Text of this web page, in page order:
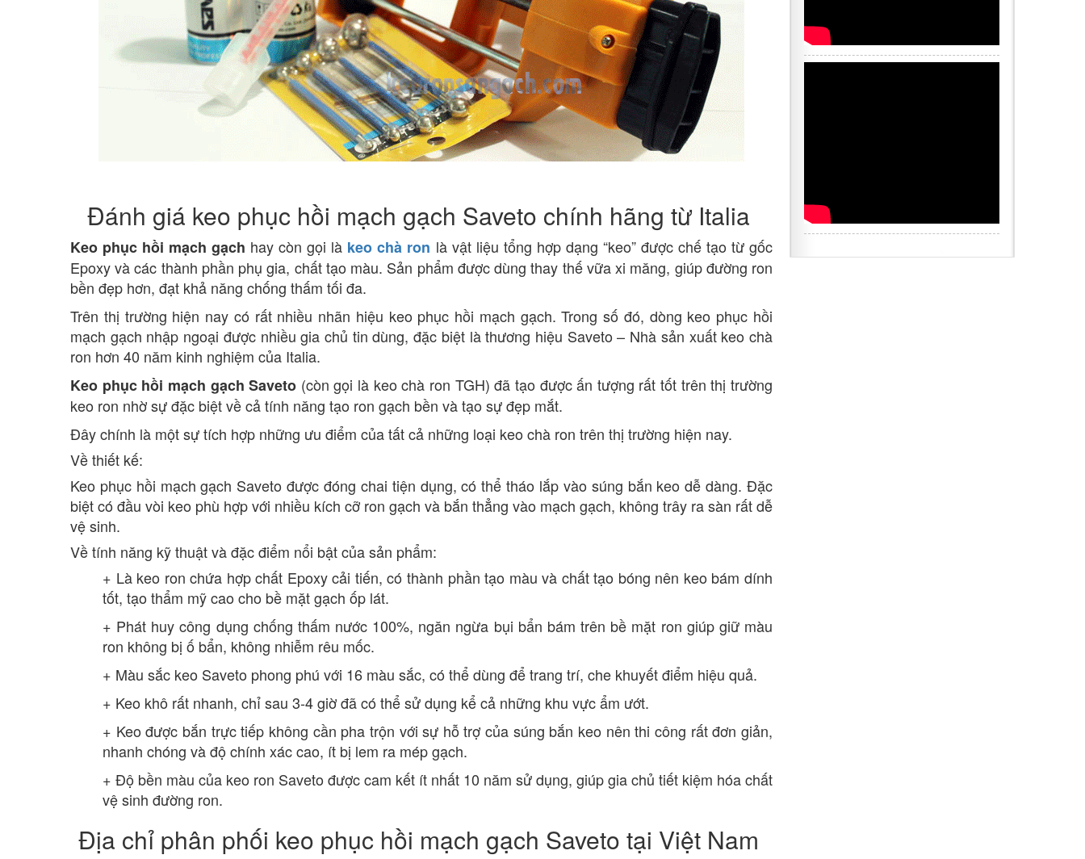
Đánh giá keo phục hồi mạch gạch Saveto chính hãng từ Italia
Keo phục hồi mạch gạch hay còn gọi là keo chà ron là vật liệu tổng hợp dạng “keo” được chế tạo từ gốc
Epoxy và các thành phần phụ gia, chất tạo màu. Sản phẩm được dùng thay thế vữa xi măng, giúp đường ron
bền đẹp hơn, đạt khả năng chống thấm tối đa.
Trên thị trường hiện nay có rất nhiều nhãn hiệu keo phục hồi mạch gạch. Trong số đó, dòng keo phục hồi
mạch gạch nhập ngoại được nhiều gia chủ tin dùng, đặc biệt là thương hiệu Saveto – Nhà sản xuất keo chà
ron hơn 40 năm kinh nghiệm của Italia.
Keo phục hồi mạch gạch Saveto (còn gọi là keo chà ron TGH) đã tạo được ấn tượng rất tốt trên thị trường
keo ron nhờ sự đặc biệt về cả tính năng tạo ron gạch bền và tạo sự đẹp mắt.
Đây chính là một sự tích hợp những ưu điểm của tất cả những loại keo chà ron trên thị trường hiện nay.
Về thiết kế:
Keo phục hồi mạch gạch Saveto được đóng chai tiện dụng, có thể tháo lắp vào súng bắn keo dễ dàng. Đặc
biệt có đầu vòi keo phù hợp với nhiều kích cỡ ron gạch và bắn thẳng vào mạch gạch, không trây ra sàn rất dễ
vệ sinh.
Về tính năng kỹ thuật và đặc điểm nổi bật của sản phẩm:
+ Là keo ron chứa hợp chất Epoxy cải tiến, có thành phần tạo màu và chất tạo bóng nên keo bám dính
tốt, tạo thẩm mỹ cao cho bề mặt gạch ốp lát.
+ Phát huy công dụng chống thấm nước 100%, ngăn ngừa bụi bẩn bám trên bề mặt ron giúp giữ màu
ron không bị ố bẩn, không nhiễm rêu mốc.
+ Màu sắc keo Saveto phong phú với 16 màu sắc, có thể dùng để trang trí, che khuyết điểm hiệu quả.
+ Keo khô rất nhanh, chỉ sau 3-4 giờ đã có thể sử dụng kể cả những khu vực ẩm ướt.
+ Keo được bắn trực tiếp không cần pha trộn với sự hỗ trợ của súng bắn keo nên thi công rất đơn giản,
nhanh chóng và độ chính xác cao, ít bị lem ra mép gạch.
+ Độ bền màu của keo ron Saveto được cam kết ít nhất 10 năm sử dụng, giúp gia chủ tiết kiệm hóa chất
vệ sinh đường ron.
Địa chỉ phân phối keo phục hồi mạch gạch Saveto tại Việt Nam